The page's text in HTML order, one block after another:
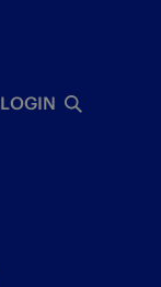
LOGIN